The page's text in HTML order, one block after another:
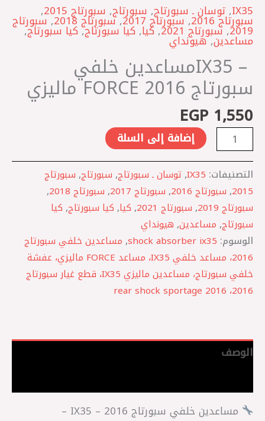
IX35
, توسان ـ سبورتاج, سبورتاج, سبورتاج 2015 ,
سبورتاج 2016 ,سبورتاج 2017 ,سبورتاج 2018 ,سبورتاج
2019
,سبورتاج 2021 ,كيا,كيا سبورتاج,كيا سبورتاج,
مساعدين,هيونداي
IX35 – ‎مساعدين خلفي
سبورتاج 2016 FORCE ماليزي
EGP 1,550
إضافة إلى السلة
التصنيفات: IX35
, توسان ـ سبورتاج, سبورتاج, سبورتاج
2015
, سبورتاج 2016 , سبورتاج 2017 , سبورتاج 2018
,
سبورتاج 2019
, سبورتاج 2021 , كيا, كيا سبورتاج, كيا
سبورتاج, مساعدين, هيونداي
الوسوم: shock absorber ix35
, مساعدين خلفي سبورتاج
2016، مساعد خلفي IX35، مساعد FORCE ماليزي، عفشة
خلفي سبورتاج، مساعدين ماليزي IX35، قطع غيار سبورتاج
2016، rear shock sportage 2016
الوصف
مساعدين خلفي سبورتاج 2016 – IX35 –